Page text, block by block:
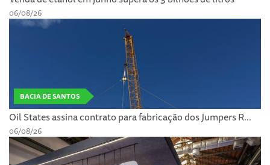
06/08/26
BACIA DE SANTOS
Oil States assina contrato para fabricação dos Jumpers R...
06/08/26